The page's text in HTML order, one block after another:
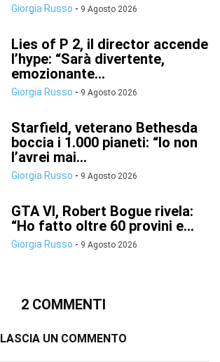
Giorgia Russo - 9 Agosto 2026
Lies of P 2, il director accende
l’hype: “Sarà divertente,
emozionante...
Giorgia Russo - 9 Agosto 2026
Starfield, veterano Bethesda
boccia i 1.000 pianeti: “Io non
l’avrei mai...
Giorgia Russo - 9 Agosto 2026
GTA VI, Robert Bogue rivela:
“Ho fatto oltre 60 provini e...
Giorgia Russo - 9 Agosto 2026
2 COMMENTI
LASCIA UN COMMENTO